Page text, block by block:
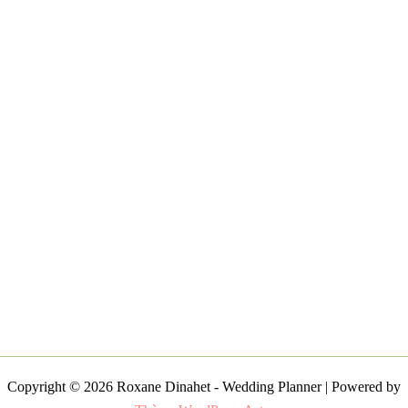
Copyright © 2026 Roxane Dinahet - Wedding Planner | Powered by